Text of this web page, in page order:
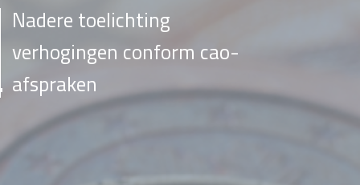
Nadere toelichting
verhogingen conform cao-
afspraken